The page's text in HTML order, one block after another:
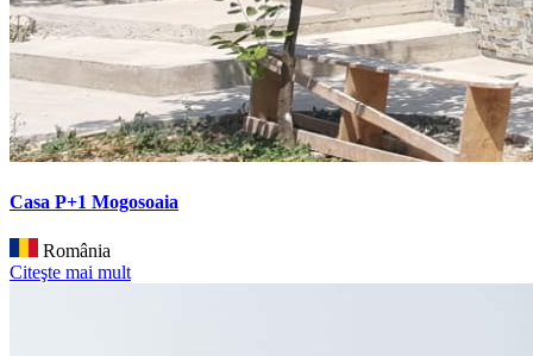
Casa P+1 Mogosoaia
România
Citeşte mai mult